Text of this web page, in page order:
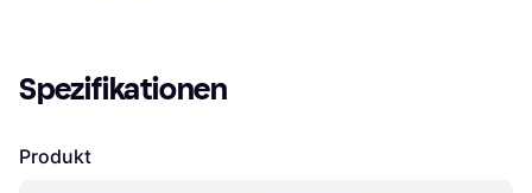
Spezifikationen
Produkt